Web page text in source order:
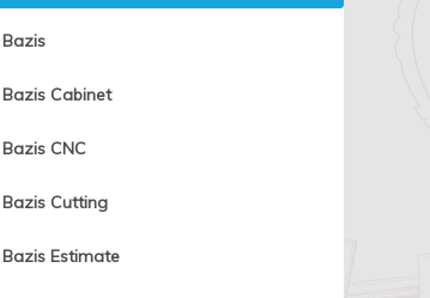
Bazis
Bazis Cabinet
Bazis CNC
Bazis Cutting
Bazis Estimate